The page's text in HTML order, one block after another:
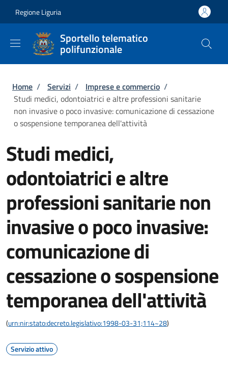
Regione Liguria
Sportello telematico
polifunzionale
Briciole di pane
Home / Servizi / Imprese e commercio /
Studi medici, odontoiatrici e altre professioni sanitarie
non invasive o poco invasive: comunicazione di cessazione
o sospensione temporanea dell'attività
Studi medici,
odontoiatrici e altre
professioni sanitarie non
invasive o poco invasive:
comunicazione di
cessazione o sospensione
temporanea dell'attività
(urn:nir:stato:decreto.legislativo:1998-03-31;114~28)
Servizio attivo